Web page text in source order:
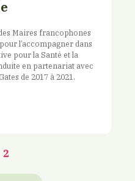
Maires francophones
l’accompagner dans
pour la Santé et la
en partenariat avec
de 2017 à 2021.
2